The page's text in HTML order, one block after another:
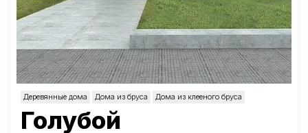
Деревянные дома Дома из бруса Дома из клееного бруса
Голубой